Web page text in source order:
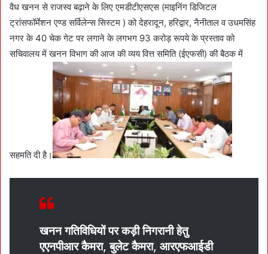
वैध खनन से राजस्व बढ़ाने के लिए एमडीटीएसएस (माइनिंग डिजिटल
ट्रांसफॉर्मेशन एण्ड सर्विलेन्स सिस्टम ) को देहरादून, हरिद्वार, नैनीताल व उधमसिंह
नगर के 40 चेक गेट पर लगाने के लगभग 93 करोड़ रूपये के प्रस्ताव को
सचिवालय में खनन विभाग की आज की व्यय वित्त समिति (ईएफसी) की बैठक में
सहमति दी है।
खनन गतिविधियों पर कड़ी निगरानी हेतु
एएनपीआर कैमरा, बुलेट कैमरा, आरएफआईडी